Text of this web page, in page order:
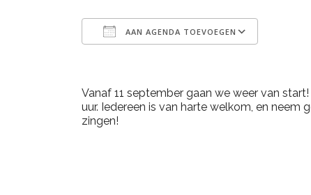
AAN AGENDA TOEVOEGEN
Vanaf 11 september gaan we weer van
uur. Iedereen is van harte welkom, en
zingen!